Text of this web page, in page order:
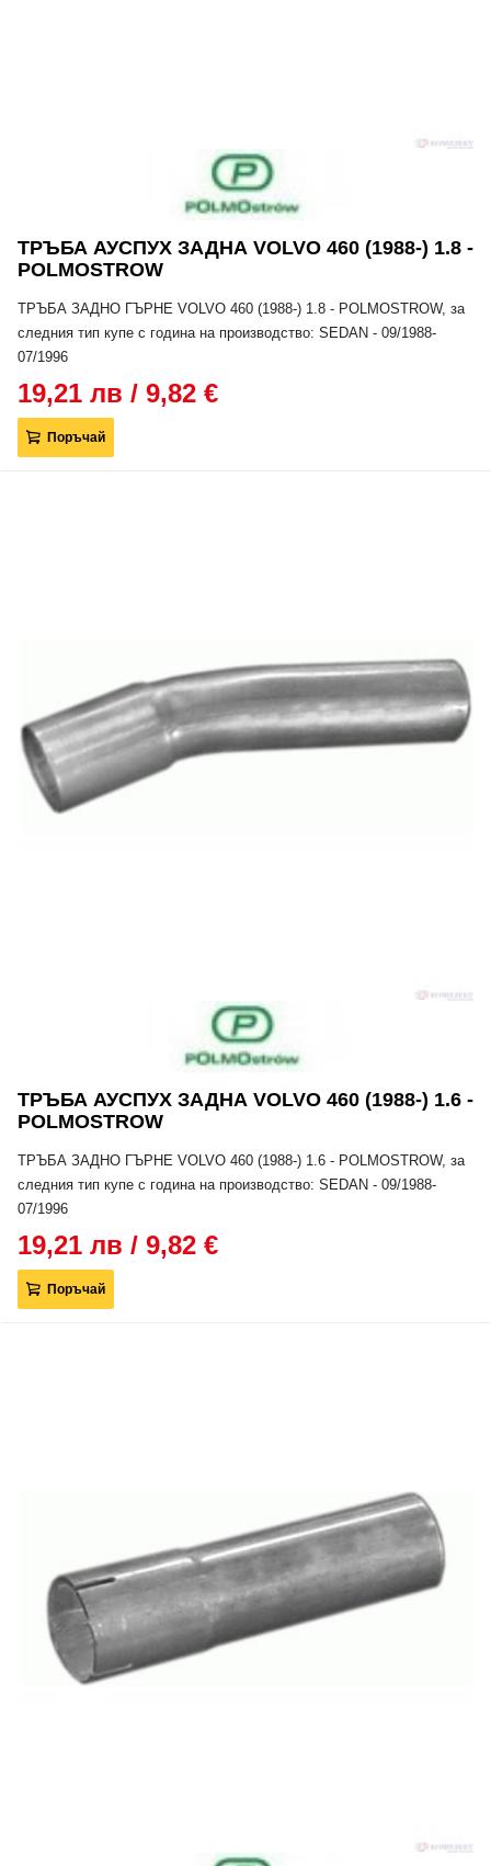
ТРЪБА АУСПУХ ЗАДНА VOLVO 460 (1988-) 1.8 -
POLMOSTROW
ТРЪБА ЗАДНО ГЪРНЕ VOLVO 460 (1988-) 1.8 - POLMOSTROW, за
следния тип купе с година на производство: SEDAN - 09/1988-
07/1996
19,21 лв / 9,82 €
Поръчай
ТРЪБА АУСПУХ ЗАДНА VOLVO 460 (1988-) 1.6 -
POLMOSTROW
ТРЪБА ЗАДНО ГЪРНЕ VOLVO 460 (1988-) 1.6 - POLMOSTROW, за
следния тип купе с година на производство: SEDAN - 09/1988-
07/1996
19,21 лв / 9,82 €
Поръчай